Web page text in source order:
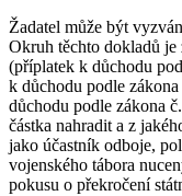
Žadatel může být
Okruh těchto dokladů je
(příplatek k důchodu
k důchodu podle
důchodu podle zákona
částka nahradit a z
jako účastník odboje,
vojenského tábora
pokusu o překročení